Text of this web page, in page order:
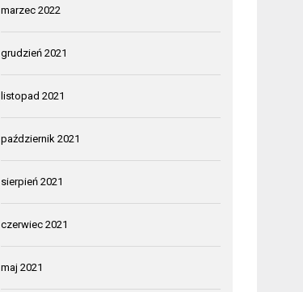
marzec 2022
grudzień 2021
listopad 2021
październik 2021
sierpień 2021
czerwiec 2021
maj 2021